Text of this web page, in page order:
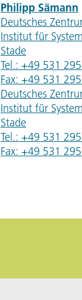
Philipp Sämann
Deutsches
Institut für
Stade
Tel.: +49 531
Fax: +49 531
Deutsches
Institut für
Stade
Tel.: +49 531
Fax: +49 531